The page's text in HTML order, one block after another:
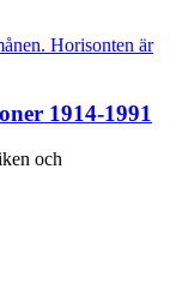
1914-1991
och